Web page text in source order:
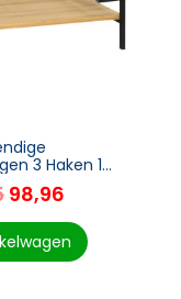
3 Haken 1
X 65cm X
+ Naturel
98,96